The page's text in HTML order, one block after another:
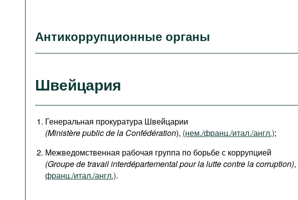
Антикоррупционные органы
Швейцария
Генеральная прокуратура Швейцарии
(Ministère public de la Confédération), (нем./франц./итал./англ.);
Межведомственная рабочая группа по борьбе с коррупцией
(Groupe de travail interdépartemental pour la lutte contre la corruption),
франц./итал./англ.).